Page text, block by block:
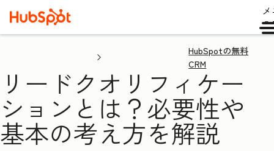
HubSpotの無料
CRM
リードクオリフィケー
ションとは？必要性や
基本の考え方を解説